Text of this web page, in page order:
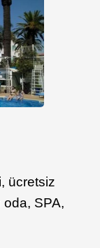
ücretsiz
oda, SPA,